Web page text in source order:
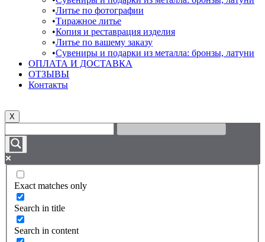
Литье по фотографии
Тиражное литье
Копия и реставрация изделия
Литье по вашему заказу
Сувениры и подарки из металла: бронзы, латуни
ОПЛАТА И ДОСТАВКА
ОТЗЫВЫ
Контакты
X
Exact matches only
Search in title
Search in content